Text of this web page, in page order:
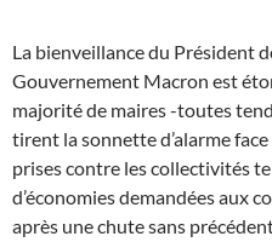
La bienveillance du Président
Gouvernement Macron est
majorité de maires -toutes
tirent la sonnette d’alarme
prises contre les collectivités
d’économies demandées aux
après une chute sans